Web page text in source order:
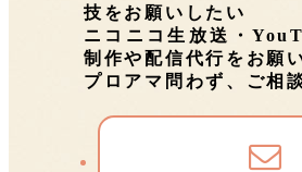
技をお願いしたい
ニコニコ生放送・
制作や配信代行をお願
プロアマ問わず、ご相